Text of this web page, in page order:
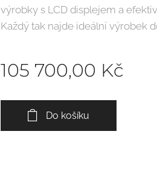
výrobky s LCD displejem a
Každý tak najde ideální výrobek
105 700,00 Kč
Do košíku